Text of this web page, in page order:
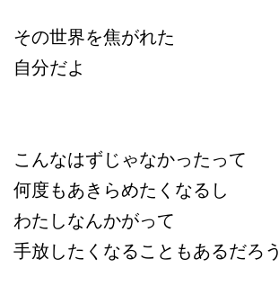
その世界を焦がれた
自分だよ
こんなはずじゃなかったって
何度もあきらめたくなるし
わたしなんかがって
手放したくなることもあるだろう